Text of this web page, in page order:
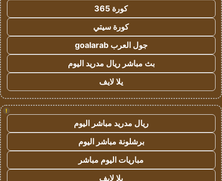
كورة 365
كورة سيتي
جول العرب goalarab
بث مباشر ريال مدريد اليوم
يلا لايف
!
ريال مدريد مباشر اليوم
برشلونة مباشر اليوم
مباريات اليوم مباشر
يلا لايف